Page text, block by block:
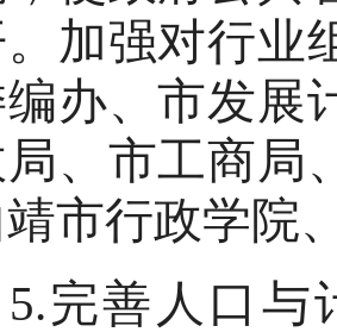
加强对行业
办、市发展
、市工商局
市行政学院
5.完善人口与